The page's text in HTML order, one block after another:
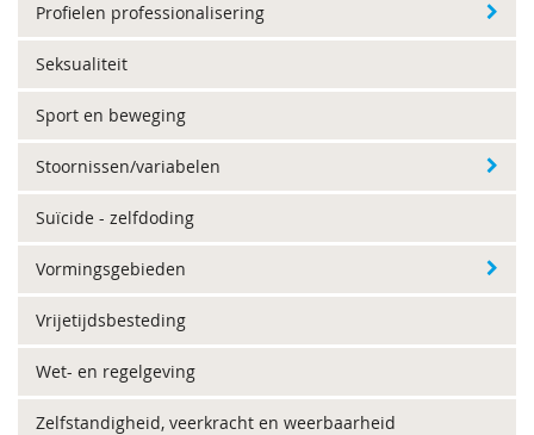
Profielen professionalisering
Seksualiteit
Sport en beweging
Stoornissen/variabelen
Suïcide - zelfdoding
Vormingsgebieden
Vrijetijdsbesteding
Wet- en regelgeving
Zelfstandigheid, veerkracht en weerbaarheid